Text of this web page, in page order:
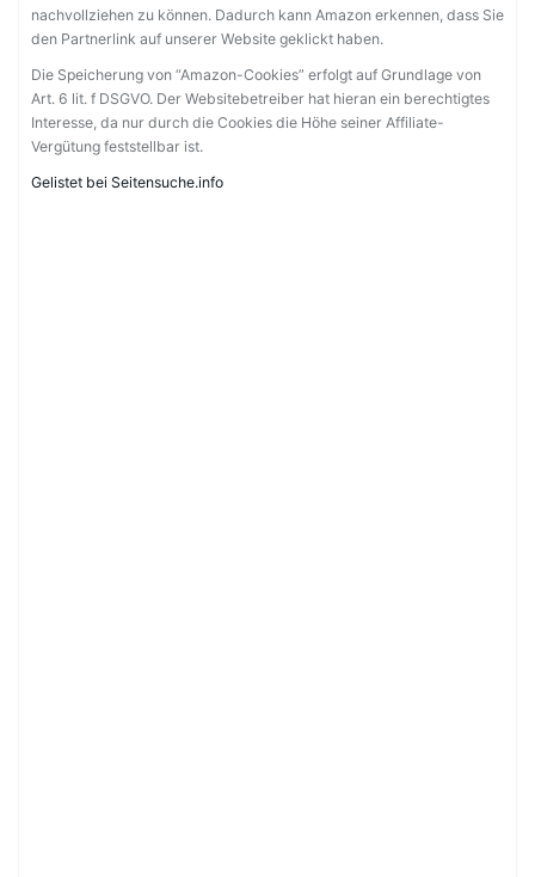
nachvollziehen zu können. Dadurch kann Amazon erkennen, dass Sie
den Partnerlink auf unserer Website geklickt haben.
Die Speicherung von “Amazon-Cookies” erfolgt auf Grundlage von
Art. 6 lit. f DSGVO. Der Websitebetreiber hat hieran ein berechtigtes
Interesse, da nur durch die Cookies die Höhe seiner Affiliate-
Vergütung feststellbar ist.
Gelistet bei Seitensuche.info